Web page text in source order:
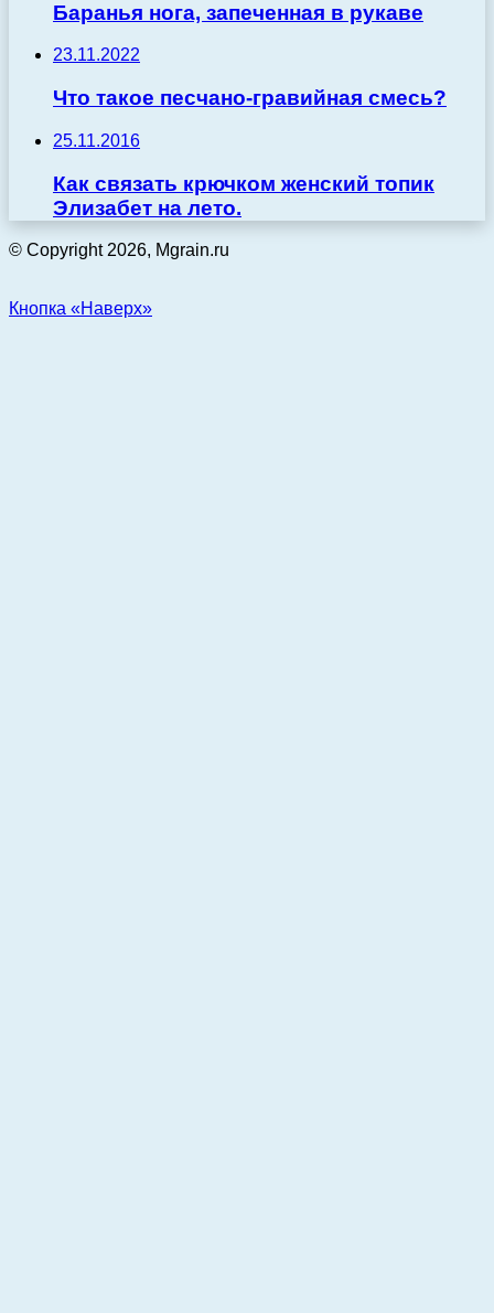
Баранья нога, запеченная в рукаве
23.11.2022
Что такое песчано-гравийная смесь?
25.11.2016
Как связать крючком женский топик
Элизабет на лето.
© Copyright 2026, Mgrain.ru
Кнопка «Наверх»